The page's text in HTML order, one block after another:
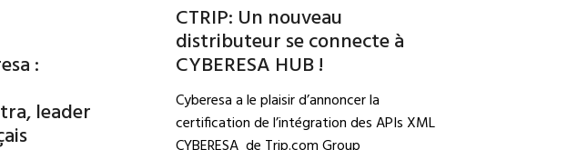
:
leader
CTRIP: Un nouveau
distributeur se connecte à
CYBERESA HUB !
Cyberesa a le plaisir d’annoncer la
certification de l’intégration des APIs XML